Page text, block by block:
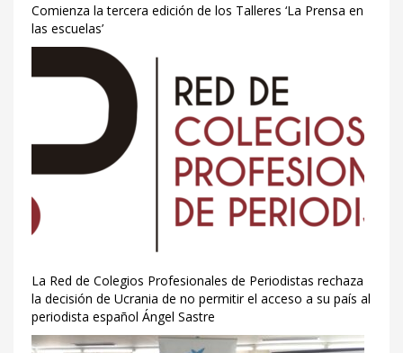
Comienza la tercera edición de los Talleres ‘La Prensa en
las escuelas’
La Red de Colegios Profesionales de Periodistas rechaza
la decisión de Ucrania de no permitir el acceso a su país al
periodista español Ángel Sastre